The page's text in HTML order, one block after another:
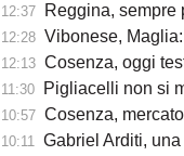
12:37 Reggina, sempre
12:28 Vibonese, Maglia: "
12:13 Cosenza, oggi
11:30 Pigliacelli non si
10:57 Cosenza,
10:11 Gabriel Arditi,